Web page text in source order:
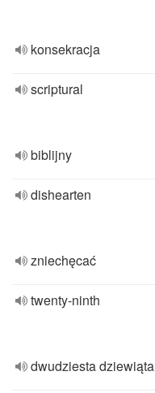
konsekracja
scriptural
biblijny
dishearten
zniechęcać
twenty-ninth
dwudziesta dziewiąta